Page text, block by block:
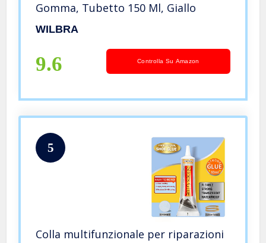
Gomma, Tubetto 150 Ml, Giallo
WILBRA
9.6 Controlla Su Amazon
5
Colla multifunzionale per riparazioni